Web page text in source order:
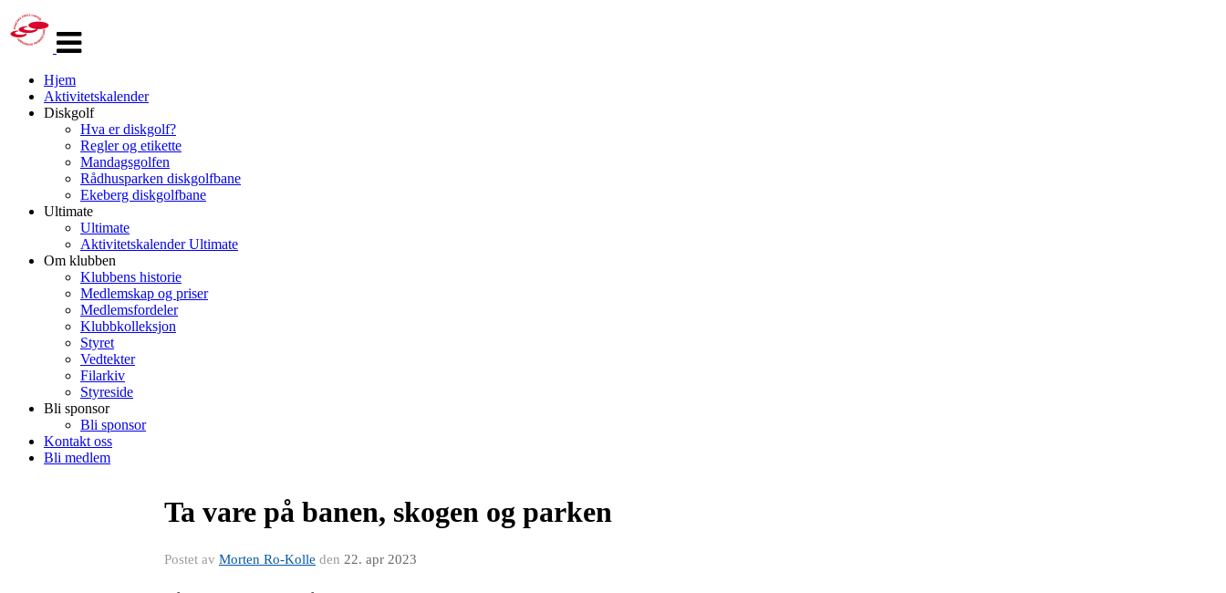
navigasjon
Hjem
Aktivitetskalender
Diskgolf
Hva er diskgolf?
Regler og etikette
Mandagsgolfen
Rådhusparken diskgolfbane
Ekeberg diskgolfbane
Ultimate
Ultimate
Aktivitetskalender Ultimate
Om klubben
Klubbens historie
Medlemskap og priser
Medlemsfordeler
Klubbkolleksjon
Styret
Vedtekter
Filarkiv
Styreside
Bli sponsor
Bli sponsor
Kontakt oss
Bli medlem
Ta vare på banen, skogen og parken
Postet av Morten Ro-Kolle den 22. apr 2023